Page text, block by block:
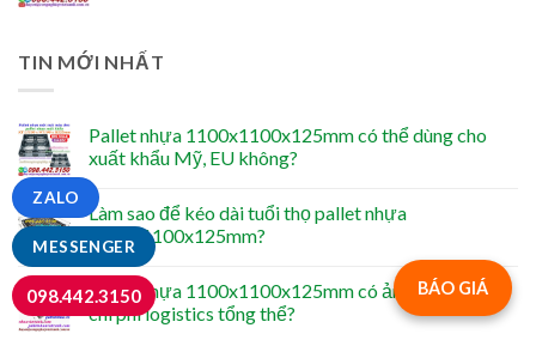
TIN MỚI NHẤT
Pallet nhựa 1100x1100x125mm có thể dùng cho
xuất khẩu Mỹ, EU không?
Làm sao để kéo dài tuổi thọ pallet nhựa
1100x1100x125mm?
Pallet nhựa 1100x1100x125mm có ảnh hưởng đến
chi phí logistics tổng thể?
BÁO GIÁ
MESSENGER
ZALO
098.442.3150